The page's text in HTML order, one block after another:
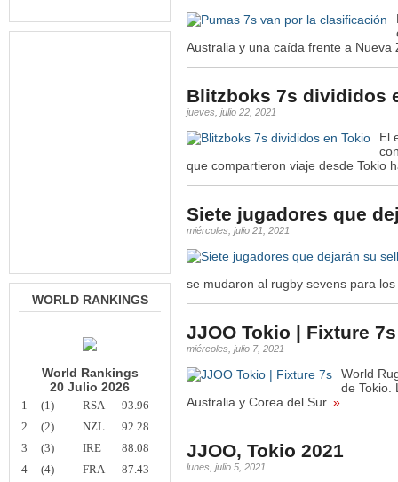
WORLD RANKINGS
World Rankings
20 Julio 2026
1 (1) RSA
93.96
2
(2) NZL
92.28
3
(3) IRE
88.08
4
(4) FRA
87.43
Australia y una caída frente a Nueva
Blitzboks 7s divididos
jueves, julio 22, 2021
El
que compartieron viaje desde Tokio
Siete jugadores que
miércoles, julio 21, 2021
se mudaron al rugby sevens para
JJOO Tokio | Fixture 7s
miércoles, julio 7, 2021
World
de Tokio.
Australia y Corea del Sur. »
JJOO, Tokio 2021
lunes, julio 5, 2021